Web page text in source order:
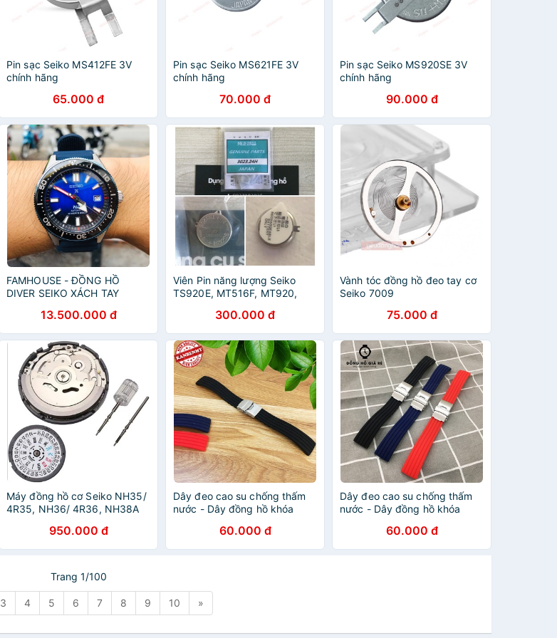
Pin sạc Seiko MS412FE 3V
chính hãng
65.000 đ
Pin sạc Seiko MS621FE 3V
chính hãng
70.000 đ
Pin sạc Seiko MS920SE 3V
chính hãng
90.000 đ
FAMHOUSE - ĐỒNG HỒ
DIVER SEIKO XÁCH TAY
13.500.000 đ
Viên Pin năng lượng Seiko
TS920E, MT516F, MT920,
300.000 đ
Vành tóc đồng hồ đeo tay cơ
Seiko 7009
75.000 đ
Máy đồng hồ cơ Seiko NH35/
4R35, NH36/ 4R36, NH38A
950.000 đ
Dây đeo cao su chống thấm
nước - Dây đồng hồ khóa
18mm 20mm 22mm
60.000 đ
Dây đeo cao su chống thấm
nước - Dây đồng hồ khóa
18mm 20mm 22mm
60.000 đ
Trang 1/100
3 4 5 6 7 8 9 10 »